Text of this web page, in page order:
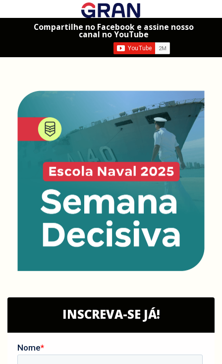
Compartilhe no Facebook e assine nosso
canal no YouTube
INSCREVA-SE JÁ!